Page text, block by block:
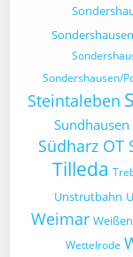
Sondershausen/
Steintaleben
Sundhausen
Südharz OT
Tilleda
Unstrutbahn
Weimar
Wettelrode